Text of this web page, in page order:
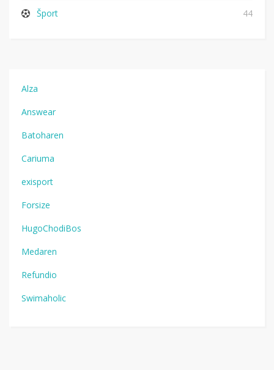
Šport 44
Alza
Answear
Batoharen
Cariuma
exisport
Forsize
HugoChodiBos
Medaren
Refundio
Swimaholic